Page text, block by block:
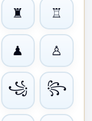
♜ ♖
♟ ♙
꧁ ꧂